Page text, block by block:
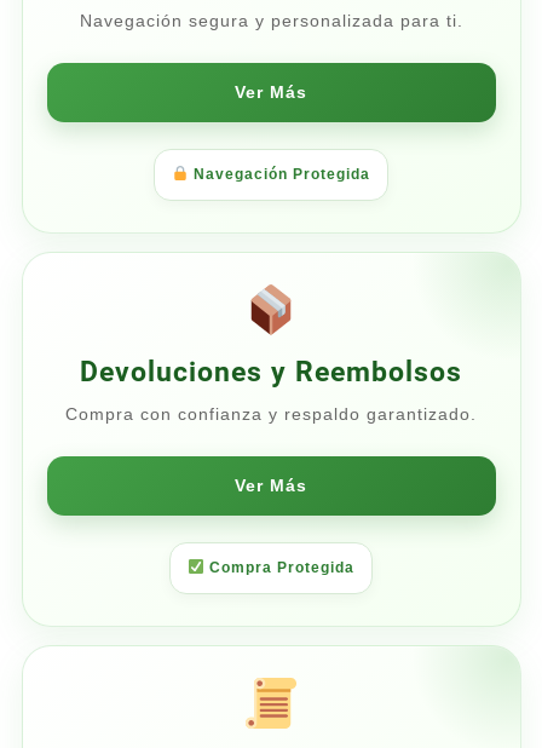
Navegación segura y personalizada para ti.
Ver Más
Navegación Protegida
Devoluciones y Reembolsos
Compra con confianza y respaldo garantizado.
Ver Más
Compra Protegida